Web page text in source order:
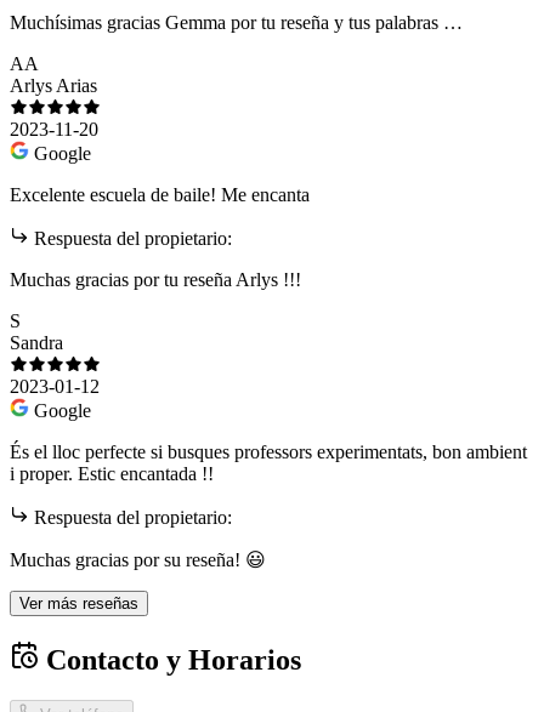
Muchísimas gracias Gemma por tu reseña y tus palabras …
AA
Arlys Arias
2023-11-20
Google
Excelente escuela de baile! Me encanta
Respuesta del propietario:
Muchas gracias por tu reseña Arlys !!!
S
Sandra
2023-01-12
Google
És el lloc perfecte si busques professors experimentats, bon ambient
i proper. Estic encantada !!
Respuesta del propietario:
Muchas gracias por su reseña! 😃
Ver más reseñas
Contacto y Horarios